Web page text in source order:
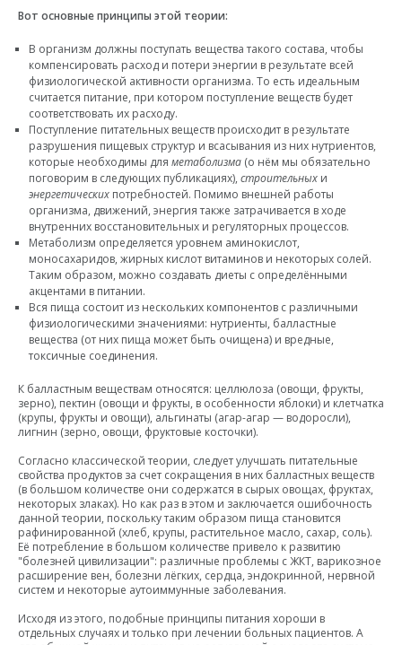
Вот основные принципы этой теории:
В организм должны поступать вещества такого состава, чтобы
компенсировать расход и потери энергии в результате всей
физиологической активности организма. То есть идеальным
считается питание, при котором поступление веществ будет
соответствовать их расходу.
Поступление питательных веществ происходит в результате
разрушения пищевых структур и всасывания из них нутриентов,
которые необходимы для метаболизма (о нём мы обязательно
поговорим в следующих публикациях), строительных и
энергетических потребностей. Помимо внешней работы
организма, движений, энергия также затрачивается в ходе
внутренних восстановительных и регуляторных процессов.
Метаболизм определяется уровнем аминокислот,
моносахаридов, жирных кислот витаминов и некоторых солей.
Таким образом, можно создавать диеты с определёнными
акцентами в питании.
Вся пища состоит из нескольких компонентов с различными
физиологическими значениями: нутриенты, балластные
вещества (от них пища может быть очищена) и вредные,
токсичные соединения.
К балластным веществам относятся: целлюлоза (овощи, фрукты,
зерно), пектин (овощи и фрукты, в особенности яблоки) и клетчатка
(крупы, фрукты и овощи), альгинаты (агар-агар — водоросли),
лигнин (зерно, овощи, фруктовые косточки).
Согласно классической теории, следует улучшать питательные
свойства продуктов за счет сокращения в них балластных веществ
(в большом количестве они содержатся в сырых овощах, фруктах,
некоторых злаках). Но как раз в этом и заключается ошибочность
данной теории, поскольку таким образом пища становится
рафинированной (хлеб, крупы, растительное масло, сахар, соль).
Её потребление в большом количестве привело к развитию
"болезней цивилизации": различные проблемы с ЖКТ, варикозное
расширение вен, болезни лёгких, сердца, эндокринной, нервной
систем и некоторые аутоиммунные заболевания.
Исходя из этого, подобные принципы питания хороши в
отдельных случаях и только при лечении больных пациентов. А